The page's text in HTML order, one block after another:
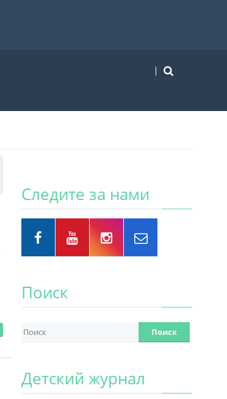
Следите за нами
Поиск
Детский журнал